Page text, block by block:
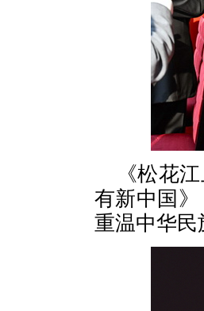
《松花
有新中国
重温中华